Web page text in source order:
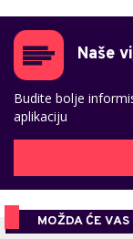
Naše
Budite bolje
aplikaciju
MOŽDA ĆE